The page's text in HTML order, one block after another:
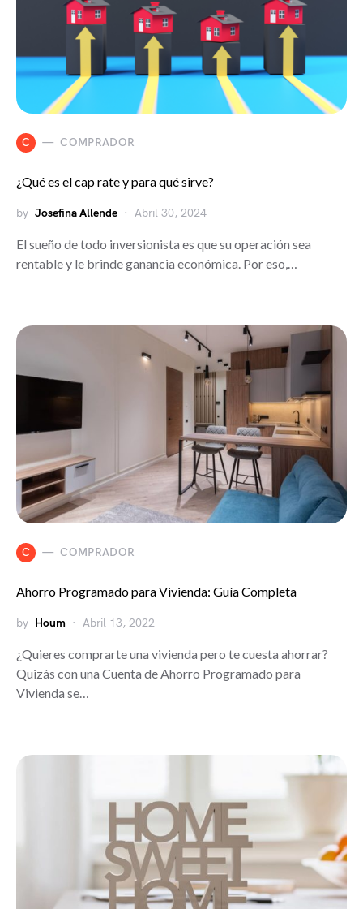
C COMPRADOR
¿Qué es el cap rate y para qué sirve?
by Josefina Allende Abril 30, 2024
El sueño de todo inversionista es que su operación sea
rentable y le brinde ganancia económica. Por eso,…
C COMPRADOR
Ahorro Programado para Vivienda: Guía Completa
by Houm Abril 13, 2022
¿Quieres comprarte una vivienda pero te cuesta ahorrar?
Quizás con una Cuenta de Ahorro Programado para
Vivienda se…